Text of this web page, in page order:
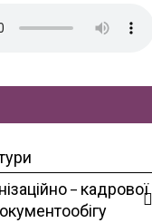
– кадрової